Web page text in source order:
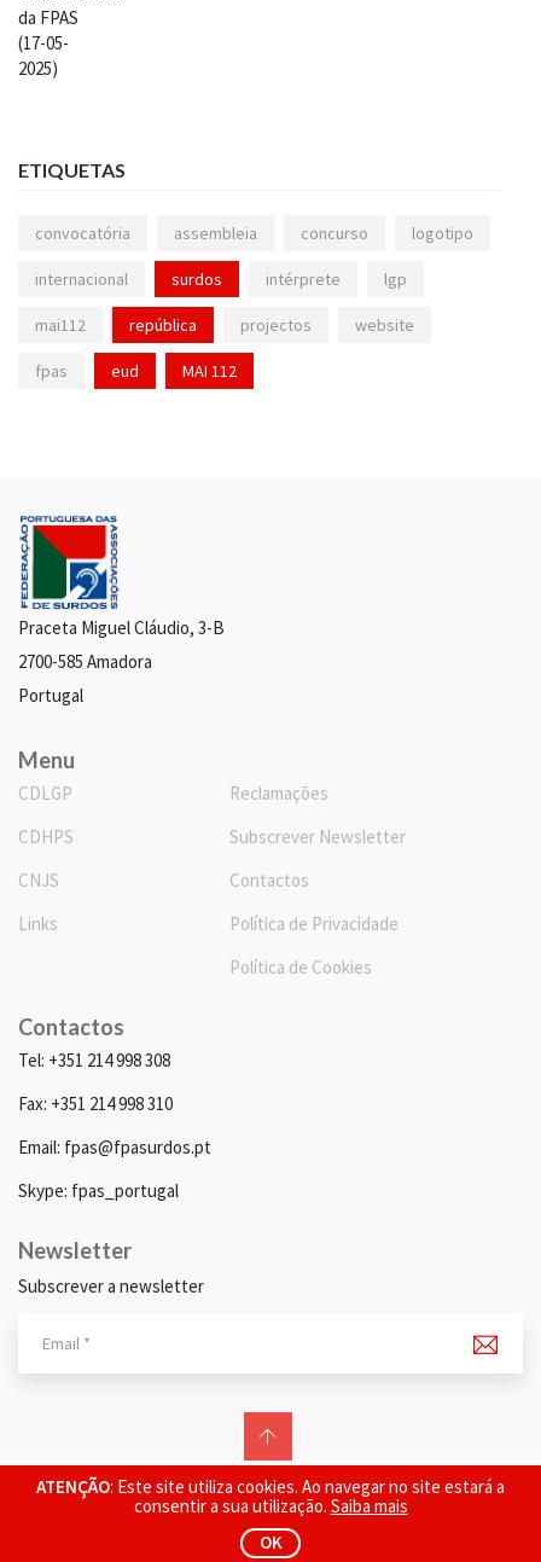
ATENÇÃO: Este site utiliza cookies. Ao navegar no site estará a
consentir a sua utilização. Saiba mais
OK
ETIQUETAS
convocatória assembleia concurso logotipo
internacional surdos intérprete lgp
mai112 república projectos website
fpas eud MAI 112
Praceta Miguel Cláudio, 3-B
2700-585 Amadora
Portugal
Menu
CDLGP
CDHPS
CNJS
Links
Reclamações
Subscrever Newsletter
Contactos
Política de Privacidade
Política de Cookies
Contactos
Tel: +351 214 998 308
Fax: +351 214 998 310
Email: fpas@fpasurdos.pt
Skype: fpas_portugal
Newsletter
Subscrever a newsletter
© 2026 FPAS. Todos os direitos reservados.